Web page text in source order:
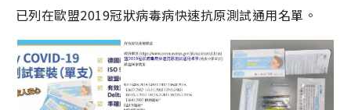
已列在歐盟2019冠狀病毒病快速抗原測試通用名單。